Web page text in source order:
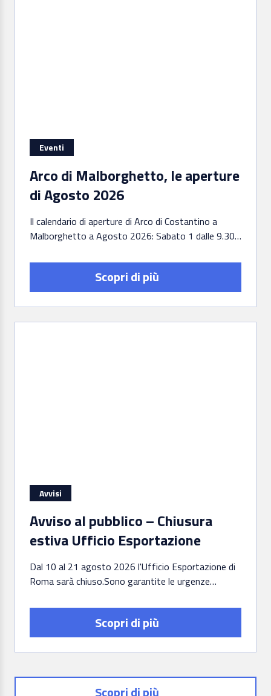
Eventi
Arco di Malborghetto, le aperture
di Agosto 2026
Il calendario di aperture di Arco di Costantino a
Malborghetto a Agosto 2026: Sabato 1 dalle 9.30
Scopri di più
Avvisi
Avviso al pubblico – Chiusura
estiva Ufficio Esportazione
Dal 10 al 21 agosto 2026 l'Ufficio Esportazione di
Roma sarà chiuso.Sono garantite le urgenze
Scopri di più
Scopri di più